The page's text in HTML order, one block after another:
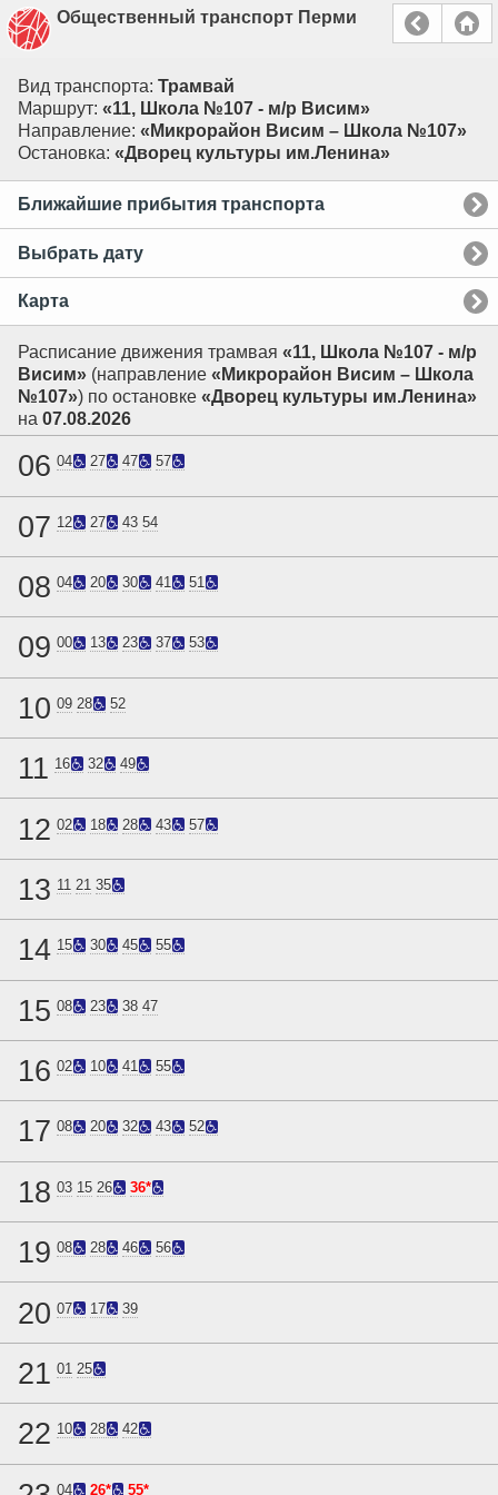
Общественный транспорт Перми
Вид транспорта: Трамвай
Маршрут: «11, Школа №107 - м/р Висим»
Направление: «Микрорайон Висим – Школа №107»
Остановка: «Дворец культуры им.Ленина»
Ближайшие прибытия транспорта
Выбрать дату
Карта
Расписание движения трамвая «11, Школа №107 - м/р
Висим» (направление «Микрорайон Висим – Школа
№107») по остановке «Дворец культуры им.Ленина»
на 07.08.2026
06 04 27 47 57
07 12 27 43 54
08 04 20 30 41 51
09 00 13 23 37 53
10 09 28 52
11 16 32 49
12 02 18 28 43 57
13 11 21 35
14 15 30 45 55
15 08 23 38 47
16 02 10 41 55
17 08 20 32 43 52
18 03 15 26 36*
19 08 28 46 56
20 07 17 39
21 01 25
22 10 28 42
04 26* 55*